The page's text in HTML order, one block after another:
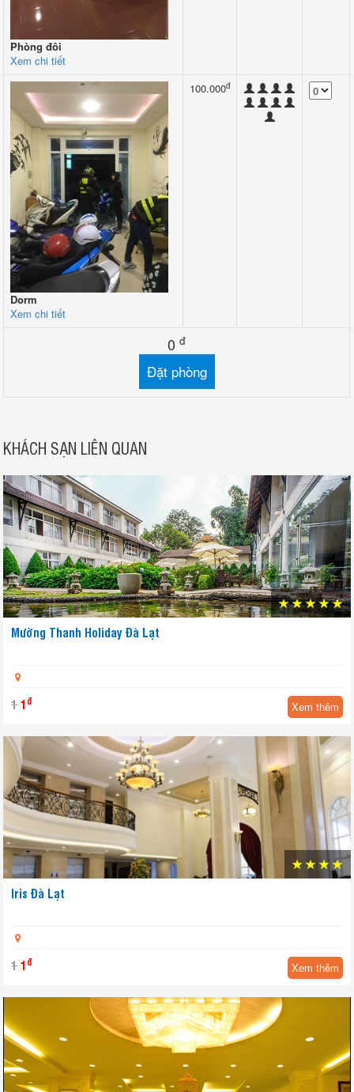
Phòng đôi
Xem chi tiết
Dorm
Xem chi tiết
100.000đ
0đ
KHÁCH SẠN LIÊN QUAN
Mường Thanh Holiday Đà Lạt
11 đ Xem thêm
Iris Đà Lạt
11 đ Xem thêm